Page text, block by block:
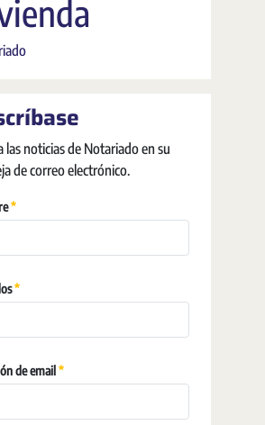
per navegar.
las noticias de Notariado en su
de correo electrónico.
Obligatori
Obligatori
de email Obligatori